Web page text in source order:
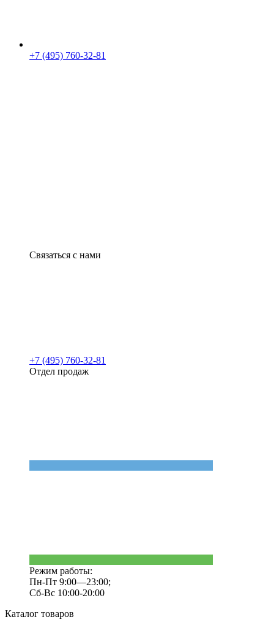
+7 (495) 760-32-81
Связаться с нами
+7 (495) 760-32-81
Отдел продаж
Режим работы:
Пн-Пт 9:00—23:00;
Сб-Вс 10:00-20:00
Каталог товаров